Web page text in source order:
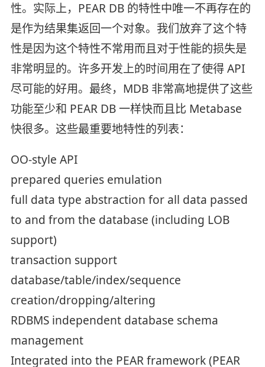
性。实际上，PEAR DB 的特性中唯一不再存在的
是作为结果集返回一个对象。我们放弃了这个特
性是因为这个特性不常用而且对于性能的损失是
非常明显的。许多开发上的时间用在了使得 API
尽可能的好用。最终，MDB 非常高地提供了这些
功能至少和 PEAR DB 一样快而且比 Metabase
快很多。这些最重要地特性的列表：
OO-style API
prepared queries emulation
full data type abstraction for all data passed
to and from the database (including LOB
support)
transaction support
database/table/index/sequence
creation/dropping/altering
RDBMS independent database schema
management
Integrated into the PEAR framework (PEAR